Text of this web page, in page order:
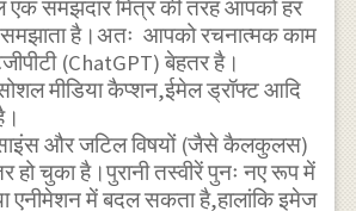
एक समझदार मित्र की तरह आपको हर
समझाता है।अतः आपको रचनात्मक काम
(ChatGPT) बेहतर है।
मीडिया कैप्शन,ईमेल ड्रॉफ्ट आदि
और जटिल विषयों (जैसे कैलकुलस)
हो चुका है।पुरानी तस्वीरें पुनः नए रूप में
एनीमेशन में बदल सकता है,हालांकि इमेज